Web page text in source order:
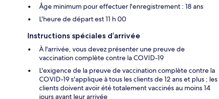
Âge minimum pour effectuer l'enregistrement : 18 ans
L'heure de départ est 11 h 00
Instructions spéciales d’arrivée
À l'arrivée, vous devez présenter une preuve de
vaccination complète contre la COVID-19
L'exigence de la preuve de vaccination complète contre la
COVID-19 s'applique à tous les clients de 12 ans et plus ; les
clients doivent avoir été totalement vaccinés au moins 14
jours avant leur arrivée